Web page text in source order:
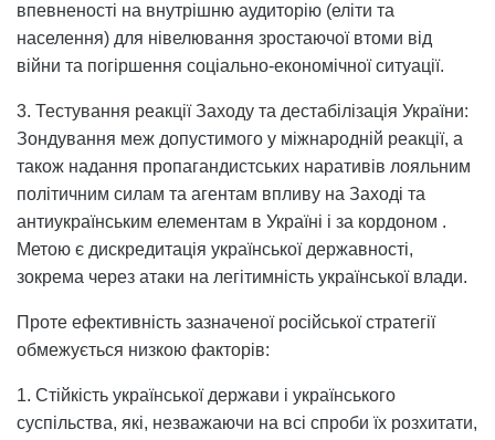
впевненості на внутрішню аудиторію (еліти та
населення) для нівелювання зростаючої втоми від
війни та погіршення соціально-економічної ситуації.
3. Тестування реакції Заходу та дестабілізація України:
Зондування меж допустимого у міжнародній реакції, а
також надання пропагандистських наративів лояльним
політичним силам та агентам впливу на Заході та
антиукраїнським елементам в Україні і за кордоном .
Метою є дискредитація української державності,
зокрема через атаки на легітимність української влади.
Проте ефективність зазначеної російської стратегії
обмежується низкою факторів:
1. Стійкість української держави і українського
суспільства, які, незважаючи на всі спроби їх розхитати,